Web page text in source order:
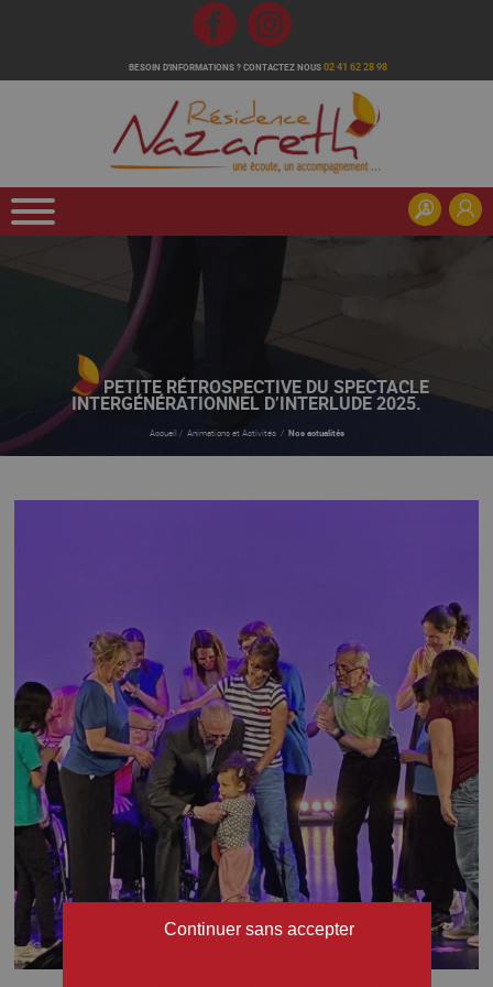
BESOIN D'INFORMATIONS ? CONTACTEZ NOUS 02 41 62 28 98
PETITE RÉTROSPECTIVE DU SPECTACLE
INTERGÉNÉRATIONNEL D’INTERLUDE 2025.
Accueil / Animations et Activités/ Nos actualités
Continuer sans accepter